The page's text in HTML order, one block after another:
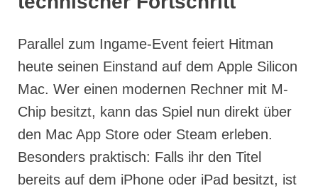
Parallel zum Ingame-Event feiert Hitman
heute seinen Einstand auf dem Apple Silicon
Mac. Wer einen modernen Rechner mit M-
Chip besitzt, kann das Spiel nun direkt über
den Mac App Store oder Steam erleben.
Besonders praktisch: Falls ihr den Titel
bereits auf dem iPhone oder iPad besitzt, ist